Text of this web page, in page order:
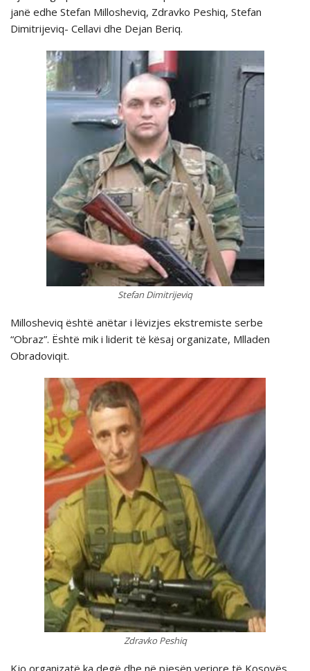
janë edhe Stefan Millosheviq, Zdravko Peshiq, Stefan
Dimitrijeviq- Cellavi dhe Dejan Beriq.
Stefan Dimitrijeviq
Millosheviq është anëtar i lëvizjes ekstremiste serbe
“Obraz”. Është mik i liderit të kësaj organizate, Mlladen
Obradoviqit.
Zdravko Peshiq